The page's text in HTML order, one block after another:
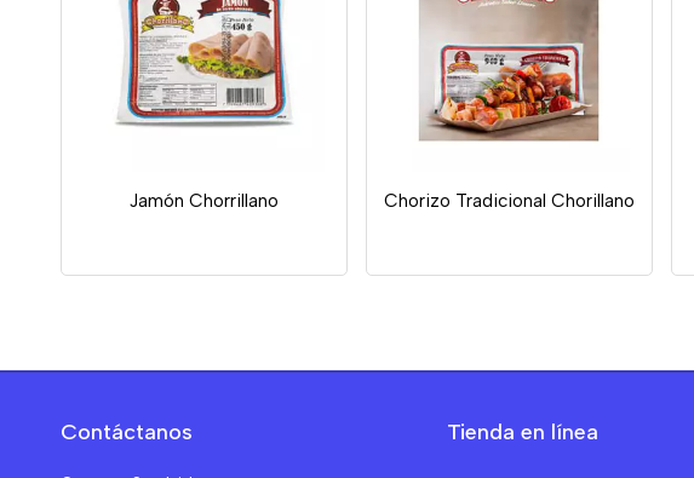
Jamón Chorrillano Chorizo Tradicional Chorillano
Contáctanos Tienda en línea